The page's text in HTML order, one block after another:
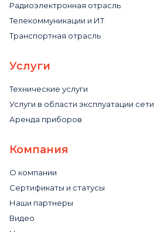
Радиоэлектронная отрасль
Телекоммуникации и ИТ
Транспортная отрасль
Услуги
Технические услуги
Услуги в области эксплуатации сети
Аренда приборов
Компания
О компании
Сертификаты и статусы
Наши партнеры
Видео